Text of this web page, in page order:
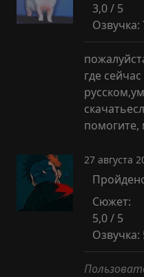
3,0 / 5
Озвучка:
где
помогите,
27 августа
Сюжет:
5,0 / 5
Озвучка: